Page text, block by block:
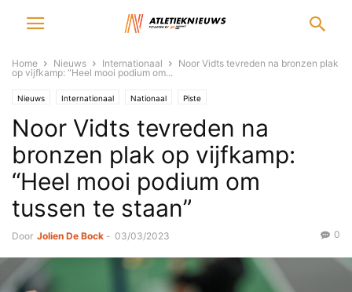
Home Nieuws Internationaal
Noor Vidts tevreden na bronzen plak
op vijfkamp: “Heel mooi podium om...
Nieuws Internationaal Nationaal Piste
Noor Vidts tevreden na
bronzen plak op vijfkamp:
“Heel mooi podium om
tussen te staan”
Door Jolien De Bock - 03/03/2023 0